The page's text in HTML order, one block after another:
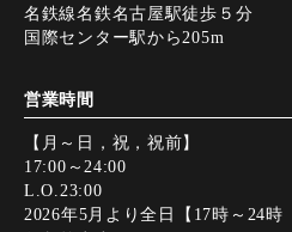
名鉄線名鉄名古屋駅徒歩５分
国際センター駅から205m
営業時間
【月～日，祝，祝前】
17:00～24:00
L.O.23:00
2026年5月より全日【17時～24時